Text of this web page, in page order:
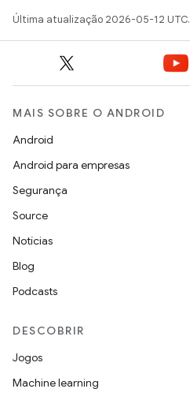
Última atualização 2026-05-12 UTC.
MAIS SOBRE O ANDROID
Android
Android para empresas
Segurança
Source
Notícias
Blog
Podcasts
DESCOBRIR
Jogos
Machine learning